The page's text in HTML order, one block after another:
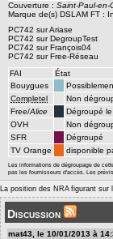
Couverture : Saint-Paul-en-
Marque de(s) DSLAM FT :
PC742 sur Ariase
PC742 sur DegroupTest
PC742 sur François04
PC742 sur Free-Réseau
FAI
État
Bouygues
Completel
Non
Free/Alice
Dégroupé
OVH
Non
SFR
Dégroupé
TV Orange
disponible
Les informations de dégroupage de
pas les fournisseurs d'accès. Les
La position des NRA figurant
Discussion
mat43, le 10/01/2013 à